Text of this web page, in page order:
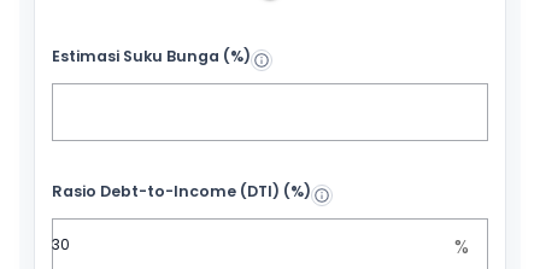
Estimasi Suku Bunga (%)
Rasio Debt-to-Income (DTI) (%)
%